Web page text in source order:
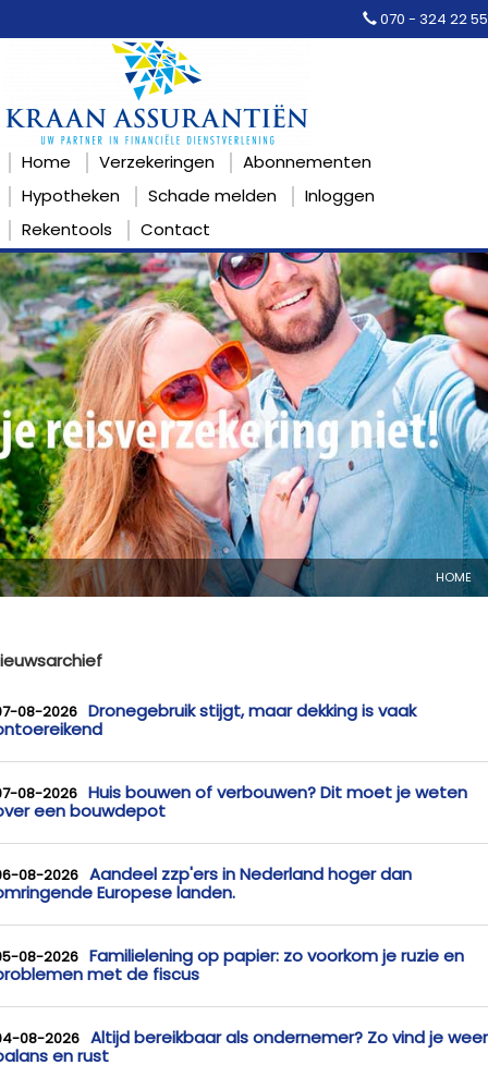
070 - 324 22 55
Home Verzekeringen
Abonnementen
Hypotheken
Schade melden
Inloggen
Rekentools
Contact
HOME
08-2026 Dronegebruik stijgt, maar dekking is vaak
08-2026 Huis bouwen of verbouwen? Dit moet je weten
een bouwdepot
08-2026 Aandeel zzp'ers in Nederland hoger dan
Europese landen.
08-2026 Familielening op papier: zo voorkom je ruzie en
met de fiscus
08-2026 Altijd bereikbaar als ondernemer? Zo vind je weer
en rust